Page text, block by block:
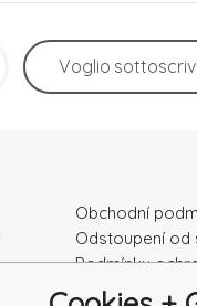
Voglio
Obchodní
Odstoupení od
Podmínky
údajú